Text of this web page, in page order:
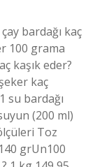
bardağı kaç
100 grama
kaşık eder?
kaç
su bardağı
(200 ml)
Toz
grUn100